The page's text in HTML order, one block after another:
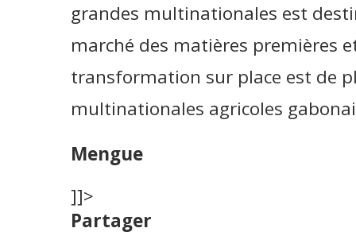
grandes multinationales est
marché des matières premières
transformation sur place est de
multinationales agricoles
Mengue
]]>
Partager